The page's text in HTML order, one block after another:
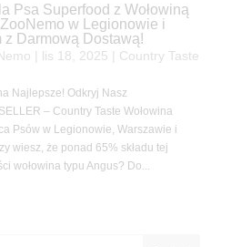
Psa Superfood z Wołowiną
w Legionowie i
z Darmową Dostawą!
lis 18, 2025 Country Taste
Najlepsze! Odkryj Nasz
– Country Taste Wołowina
Psów w Legionowie, Warszawie i
wiesz, że ponad 65% składu tej
wołowina typu Angus? Do...